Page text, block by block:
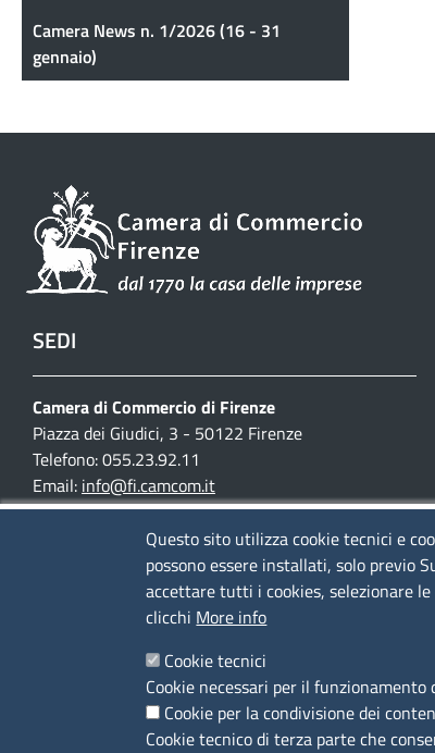
Camera News n. 1/2026 (16 - 31
gennaio)
SEDI
Camera di Commercio di Firenze
Piazza dei Giudici, 3 - 50122 Firenze
Telefono: 055.23.92.11
Email: info@fi.camcom.it
Posta elettronica certificata:
cciaa.firenze@fi.legalmail.camcom.it
Partita IVA 03097420487
Codice fiscale 80002690487
Accesso riservato
Questo sito utilizza cookie tecnici e
possono essere installati, solo previo
accettare tutti i cookies, selezionare
clicchi More info
Cookie tecnici
Cookie necessari per il
Cookie per la condivisione dei
Cookie tecnico di terza parte che